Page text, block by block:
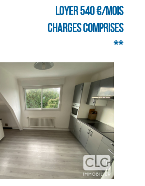
CLIQUER ICI POUR AGRANDIRLoyer 540 €/mois
charges comprises
**